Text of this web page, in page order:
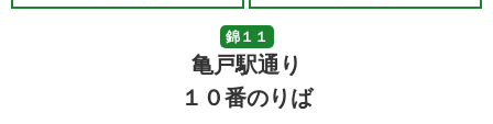
錦１１
亀戸駅通り
１０番のりば